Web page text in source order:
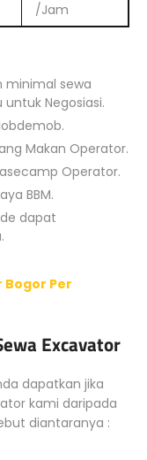
/Jam
minimal sewa
Negosiasi.
Makan Operator.
Operator.
BBM.
dapat
Bogor Per
Excavator
dapatkan jika
kami daripada
diantaranya :